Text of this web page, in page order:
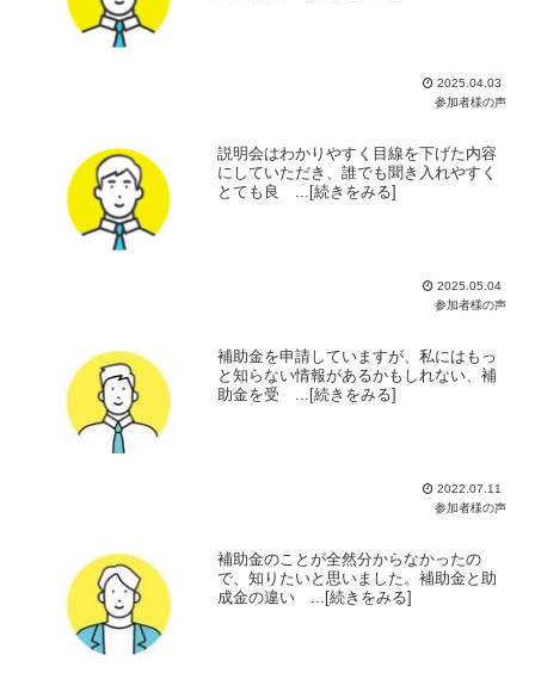
2025.04.03
参加者様の声
説明会はわかりやすく目線を下げた内容
にしていただき、誰でも聞き入れやすく
とても良 ...[続きをみる]
2025.05.04
参加者様の声
補助金を申請していますが、私にはもっ
と知らない情報があるかもしれない、補
助金を受 ...[続きをみる]
2022.07.11
参加者様の声
補助金のことが全然分からなかったの
で、知りたいと思いました。補助金と助
成金の違い ...[続きをみる]